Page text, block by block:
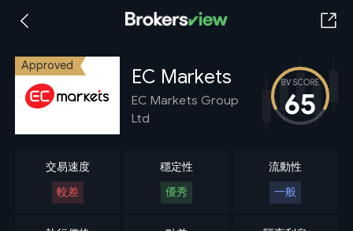
Approved EC Markets
EC Markets Group
Ltd
65
交易速度
較差
穩定性
優秀
流動性
一般